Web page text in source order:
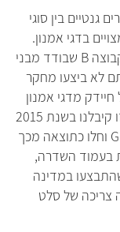
בין סוגי
בדגי אמנון.
במספר מחקרים נמצא כי סטרפטוקוקוס מקבוצה B שבודד מבני
לא ביצעו מחקר
מדגי אמנון
לבני אדם. את ההוכחה המוחשית לסכנה הזו קיבלנו בשנת 2015
בסינגפור: מאות בני אדם נדבקו בחיידק GBS וחלו כתוצאה מכך
בעמוד השדרה,
במדינה
צריכה של סלט